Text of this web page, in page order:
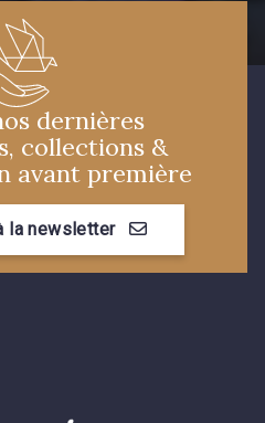
dernières
collections &
avant première
la newsletter